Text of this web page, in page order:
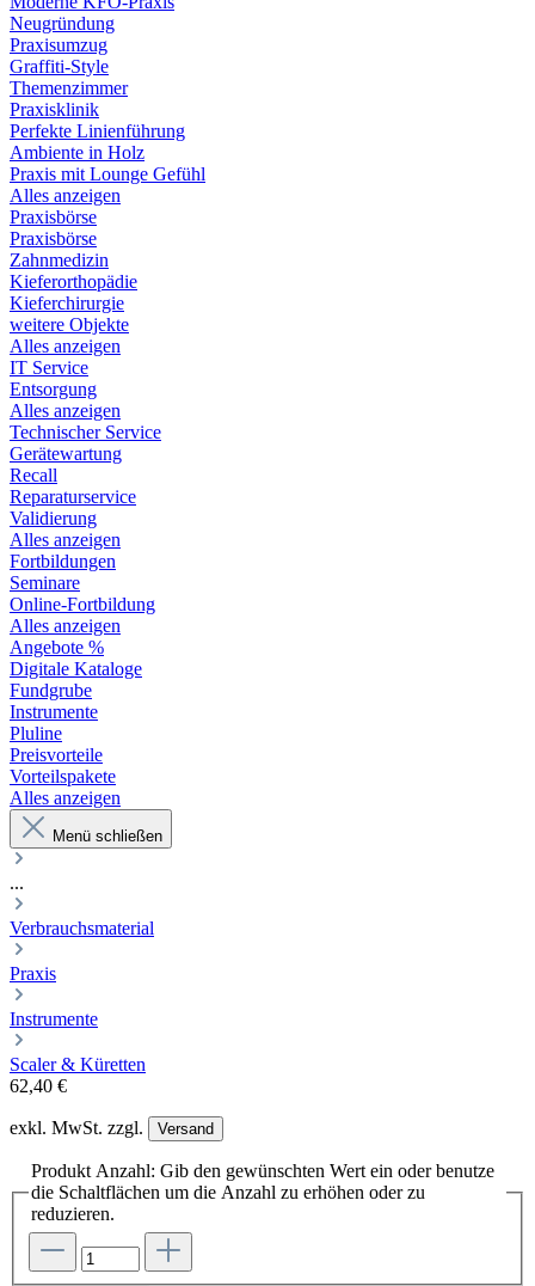
Neugründung
Praxisumzug
Graffiti-Style
Themenzimmer
Praxisklinik
Perfekte Linienführung
Ambiente in Holz
Praxis mit Lounge Gefühl
Alles anzeigen
Praxisbörse
Praxisbörse
Zahnmedizin
Kieferorthopädie
Kieferchirurgie
weitere Objekte
Alles anzeigen
IT Service
Entsorgung
Alles anzeigen
Technischer Service
Gerätewartung
Recall
Reparaturservice
Validierung
Alles anzeigen
Fortbildungen
Seminare
Online-Fortbildung
Alles anzeigen
Angebote %
Digitale Kataloge
Fundgrube
Instrumente
Pluline
Preisvorteile
Vorteilspakete
Alles anzeigen
Menü schließen
...
Verbrauchsmaterial
Praxis
Instrumente
Scaler & Küretten
62,40 €
exkl. MwSt. zzgl. Versand
Produkt Anzahl: Gib den gewünschten Wert ein oder benutze
die Schaltflächen um die Anzahl zu erhöhen oder zu
reduzieren.